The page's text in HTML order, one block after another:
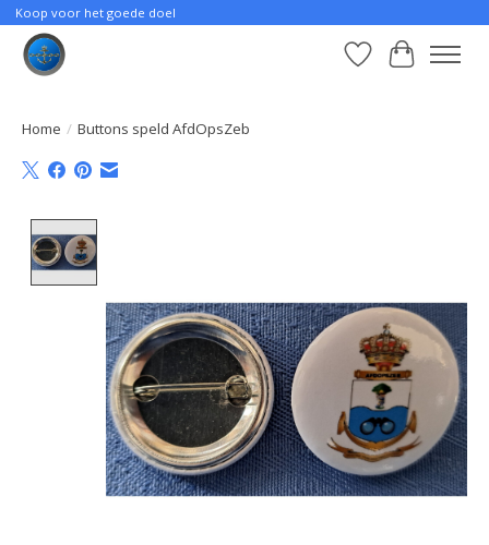
Koop voor het goede doel
Verlanglijst
Home / Buttons speld AfdOpsZeb